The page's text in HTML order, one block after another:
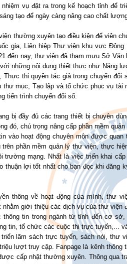
vụ đặt ra trong kế hoạch tỉnh để
tạo để ngày càng nâng cao chất
thường xuyên tạo điều kiện để viên
gia, Liên hiệp Thư viện khu vực
đến nay, thư viện đã tham mưu Sở
những nội dung thiết thực như Năng
Thực thi quyền tác giả trong chuyển
thư mục, Tạo lập và tổ chức phục vụ
tiến trình chuyển đổi số.
bị đầy đủ các trang thiết bị chuyên
đó, chú trọng nâng cấp phần mềm
vào hoạt động chuyên môn được
phần mềm quản lý thư viện, thực
trường mạng. Nhất là việc triển khai
thuận lợi tốt nhất cho bạn đọc khi đăng
thông về hoạt động của mình, thư
nhằm giới thiệu các dịch vụ của thư viện
thông tin trong ngành từ tỉnh đến cơ
tin, tổ chức các cuộc thi trực tuyến,...
lãm sách trực tuyến, sách nói, thư
lượt truy cập. Fanpage là kênh
cấp nhật thường xuyên. Thông qua